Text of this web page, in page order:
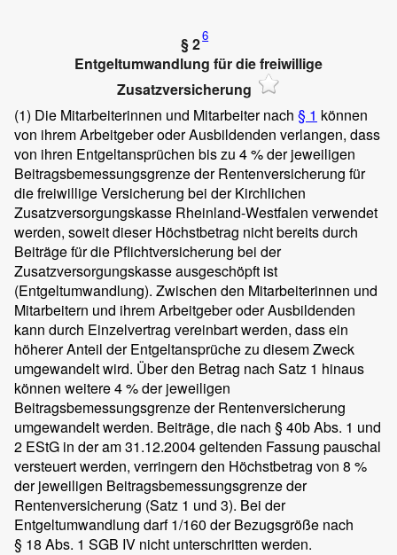
§ 26
Entgeltumwandlung für die freiwillige
Zusatzversicherung
(1) Die Mitarbeiterinnen und Mitarbeiter nach § 1 können
von ihrem Arbeitgeber oder Ausbildenden verlangen, dass
von ihren Entgeltansprüchen bis zu 4 % der jeweiligen
Beitragsbemessungsgrenze der Rentenversicherung für
die freiwillige Versicherung bei der Kirchlichen
Zusatzversorgungskasse Rheinland-Westfalen verwendet
werden, soweit dieser Höchstbetrag nicht bereits durch
Beiträge für die Pflichtversicherung bei der
Zusatzversorgungskasse ausgeschöpft ist
(Entgeltumwandlung). Zwischen den Mitarbeiterinnen und
Mitarbeitern und ihrem Arbeitgeber oder Ausbildenden
kann durch Einzelvertrag vereinbart werden, dass ein
höherer Anteil der Entgeltansprüche zu diesem Zweck
umgewandelt wird. Über den Betrag nach Satz 1 hinaus
können weitere 4 % der jeweiligen
Beitragsbemessungsgrenze der Rentenversicherung
umgewandelt werden. Beiträge, die nach § 40b Abs. 1 und
2 EStG in der am 31.12.2004 geltenden Fassung pauschal
versteuert werden, verringern den Höchstbetrag von 8 %
der jeweiligen Beitragsbemessungsgrenze der
Rentenversicherung (Satz 1 und 3). Bei der
Entgeltumwandlung darf 1/160 der Bezugsgröße nach
§ 18 Abs. 1 SGB IV nicht unterschritten werden.